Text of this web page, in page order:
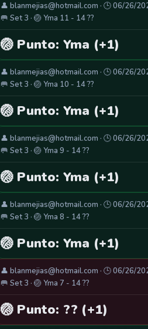
👤 blanmejias@hotmail.com · 🕒 06/26/
🥅 Set 3 · 🏐 Yma 11 - 14 ??
🏐 Punto: Yma (+1)
👤 blanmejias@hotmail.com · 🕒 06/26/
🥅 Set 3 · 🏐 Yma 10 - 14 ??
🏐 Punto: Yma (+1)
👤 blanmejias@hotmail.com · 🕒 06/26/
🥅 Set 3 · 🏐 Yma 9 - 14 ??
🏐 Punto: Yma (+1)
👤 blanmejias@hotmail.com · 🕒 06/26/
🥅 Set 3 · 🏐 Yma 8 - 14 ??
🏐 Punto: Yma (+1)
👤 blanmejias@hotmail.com · 🕒 06/26/
🥅 Set 3 · 🏐 Yma 7 - 14 ??
🏐 Punto: ?? (+1)